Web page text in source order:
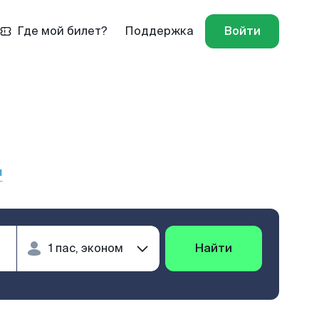
Где мой билет? Поддержка Войти
Найти